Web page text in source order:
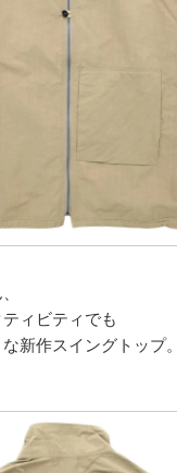
ィビティでも
新作スイングトップ。